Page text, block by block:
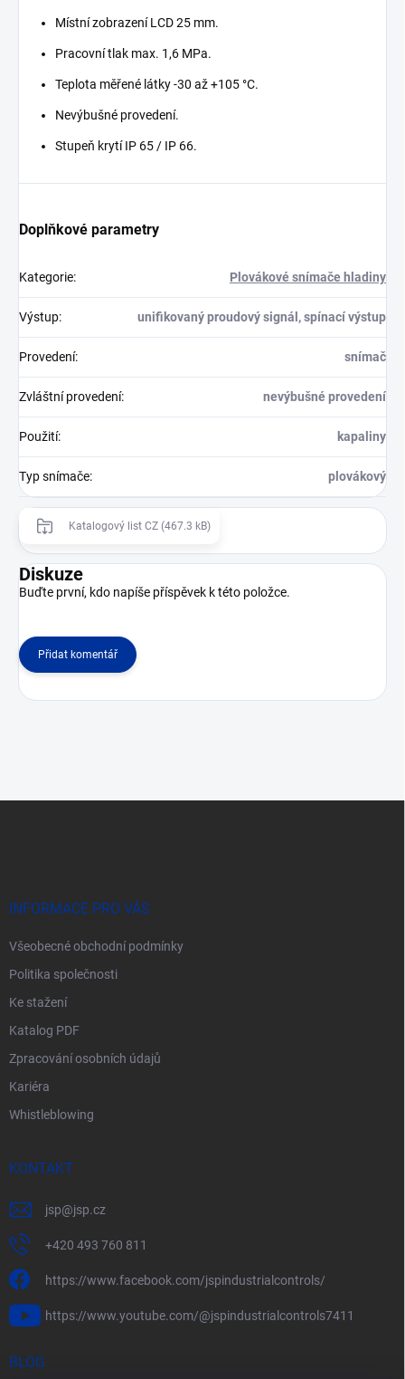
Místní zobrazení LCD 25 mm.
Pracovní tlak max. 1,6 MPa.
Teplota měřené látky -30 až +105 °C.
Nevýbušné provedení.
Stupeň krytí IP 65 / IP 66.
Doplňkové parametry
Kategorie: Plovákové snímače hladiny
Výstup: unifikovaný proudový signál, spínací výstup
Provedení: snímač
Zvláštní provedení: nevýbušné provedení
Použití: kapaliny
Typ snímače: plovákový
Katalogový list CZ (467.3 kB)
Diskuze
Buďte první, kdo napíše příspěvek k této položce.
Přidat komentář
INFORMACE PRO VÁS
Všeobecné obchodní podmínky
Politika společnosti
Ke stažení
Katalog PDF
Zpracování osobních údajů
Kariéra
Whistleblowing
KONTAKT
jsp@jsp.cz
+420 493 760 811
https://www.facebook.com/jspindustrialcontrols/
https://www.youtube.com/@jspindustrialcontrols7411
BLOG